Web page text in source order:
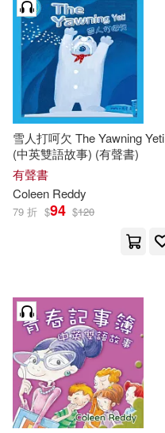
雪人打呵欠 The Yawning Yeti
(中英雙語故事) (有聲書)
有聲書
Coleen Reddy
79 折 $94 $120